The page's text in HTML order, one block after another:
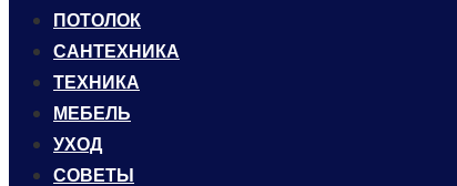
ПОТОЛОК
САНТЕХНИКА
ТЕХНИКА
МЕБЕЛЬ
УХОД
CОВЕТЫ